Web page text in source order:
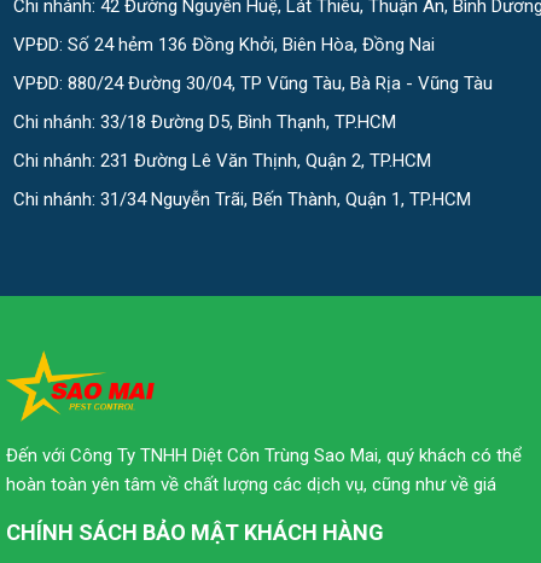
Chi nhánh: 42 Đường Nguyễn Huệ, Lát Thiêu, Thuận An, Bình
VPĐD: Số 24 hẻm 136 Đồng Khởi, Biên Hòa, Đồng Nai
VPĐD: 880/24 Đường 30/04, TP Vũng Tàu, Bà Rịa - Vũng Tàu
Chi nhánh: 33/18 Đường D5, Bình Thạnh, TP.HCM
Chi nhánh: 231 Đường Lê Văn Thịnh, Quận 2, TP.HCM
Chi nhánh: 31/34 Nguyễn Trãi, Bến Thành, Quận 1, TP.HCM
Đến với Công Ty TNHH Diệt Côn Trùng Sao Mai, quý khách có thể
hoàn toàn yên tâm về chất lượng các dịch vụ, cũng như về giá
CHÍNH SÁCH BẢO MẬT KHÁCH HÀNG